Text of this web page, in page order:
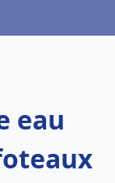
eau